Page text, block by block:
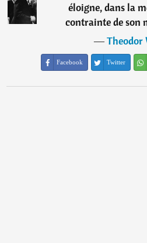
éloigne, dans la
contrainte de son
―Theodor
Facebook Twitter